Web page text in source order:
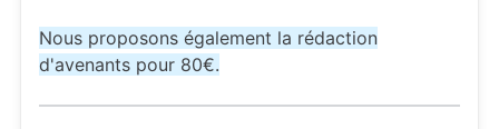
Nous proposons également la rédaction
d'avenants pour 80€.